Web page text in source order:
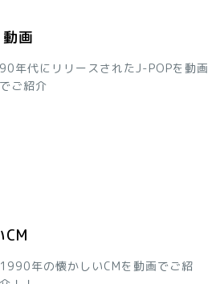
画
90年代にリリースされたJ-POPを動画
でご紹介
1990年の懐かしいCMを動画でご紹